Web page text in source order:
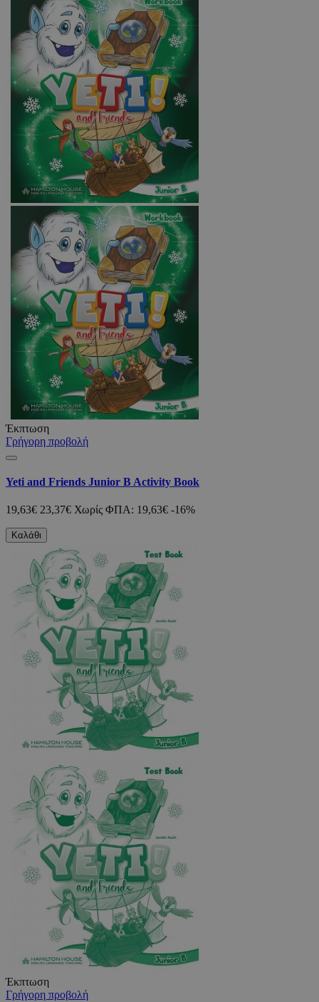
Έκπτωση
Γρήγορη προβολή
Yeti and Friends Junior B Activity Book
19,63€ 23,37€ Χωρίς ΦΠΑ: 19,63€ -16%
Καλάθι
Έκπτωση
Γρήγορη προβολή